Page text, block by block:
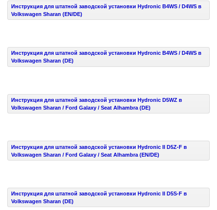
Инструкция для штатной заводской установки Hydronic B4WS / D4WS в
Volkswagen Sharan (EN/DE)
Инструкция для штатной заводской установки Hydronic B4WS / D4WS в
Volkswagen Sharan (DE)
Инструкция для штатной заводской установки Hydronic D5WZ в
Volkswagen Sharan / Ford Galaxy / Seat Alhambra (DE)
Инструкция для штатной заводской установки Hydronic II D5Z-F в
Volkswagen Sharan / Ford Galaxy / Seat Alhambra (EN/DE)
Инструкция для штатной заводской установки Hydronic II D5S-F в
Volkswagen Sharan (DE)